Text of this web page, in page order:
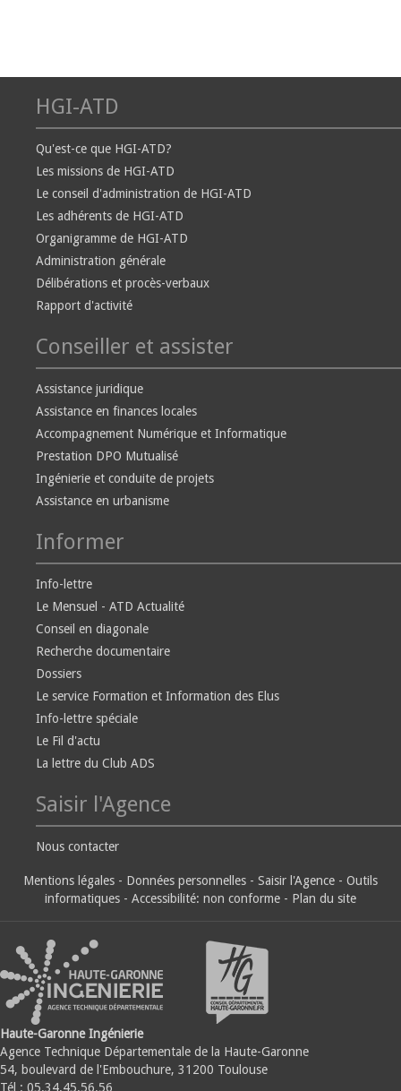
HGI-ATD
Qu'est-ce que HGI-ATD?
Les missions de HGI-ATD
Le conseil d'administration de HGI-ATD
Les adhérents de HGI-ATD
Organigramme de HGI-ATD
Administration générale
Délibérations et procès-verbaux
Rapport d'activité
Conseiller et assister
Assistance juridique
Assistance en finances locales
Accompagnement Numérique et Informatique
Prestation DPO Mutualisé
Ingénierie et conduite de projets
Assistance en urbanisme
Informer
Info-lettre
Le Mensuel - ATD Actualité
Conseil en diagonale
Recherche documentaire
Dossiers
Le service Formation et Information des Elus
Info-lettre spéciale
Le Fil d'actu
La lettre du Club ADS
Saisir l'Agence
Nous contacter
Mentions légales - Données personnelles - Saisir l'Agence - Outils
informatiques - Accessibilité: non conforme - Plan du site
Haute-Garonne Ingénierie
Agence Technique Départementale de la Haute-Garonne
54, boulevard de l'Embouchure, 31200 Toulouse
Tél : 05.34.45.56.56